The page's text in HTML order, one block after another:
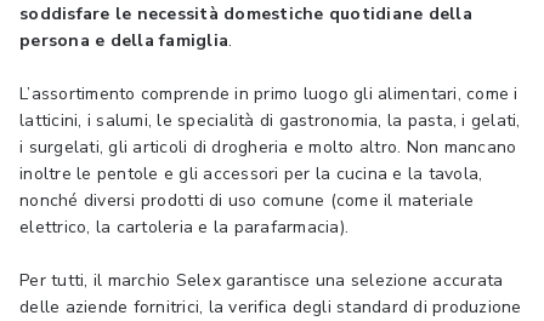
soddisfare le necessità domestiche quotidiane della
persona e della famiglia.
L’assortimento comprende in primo luogo gli alimentari, come i
latticini, i salumi, le specialità di gastronomia, la pasta, i gelati,
i surgelati, gli articoli di drogheria e molto altro. Non mancano
inoltre le pentole e gli accessori per la cucina e la tavola,
nonché diversi prodotti di uso comune (come il materiale
elettrico, la cartoleria e la parafarmacia).
Per tutti, il marchio Selex garantisce una selezione accurata
delle aziende fornitrici, la verifica degli standard di produzione